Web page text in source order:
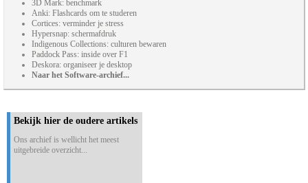
3D Mark: benchmark
Anki: Flashcards om te studeren
Cortices: verminder je stress
Hypersnap: schermafdruk
Indigenous Collections: culturen bewaren
Paddock Pass: inside over F1
Deskora: organiseer je desktop
Naar het Software-archief...
Bekijk hier de oudere artikels
Ons archief is wellicht het meest
uitgebreide overzicht...